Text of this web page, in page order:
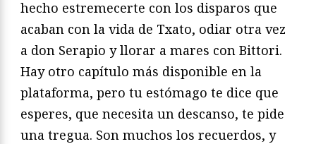
hecho estremecerte con los disparos que
acaban con la vida de Txato, odiar otra vez
a don Serapio y llorar a mares con Bittori.
Hay otro capítulo más disponible en la
plataforma, pero tu estómago te dice que
esperes, que necesita un descanso, te pide
una tregua. Son muchos los recuerdos, y